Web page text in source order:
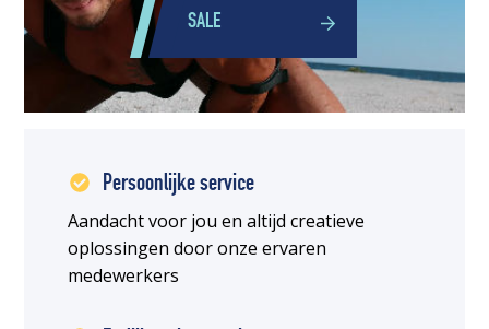
SALE
Persoonlijke service
Aandacht voor jou en altijd creatieve
oplossingen door onze ervaren
medewerkers